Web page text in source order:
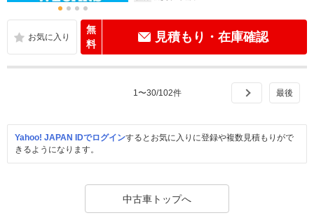
無
料
見積もり・在庫確認
1 〜30/102件
Yahoo! JAPAN IDでログインするとお気に入りに登録や複数見積もりがで
きるようになります。
中古車トップへ